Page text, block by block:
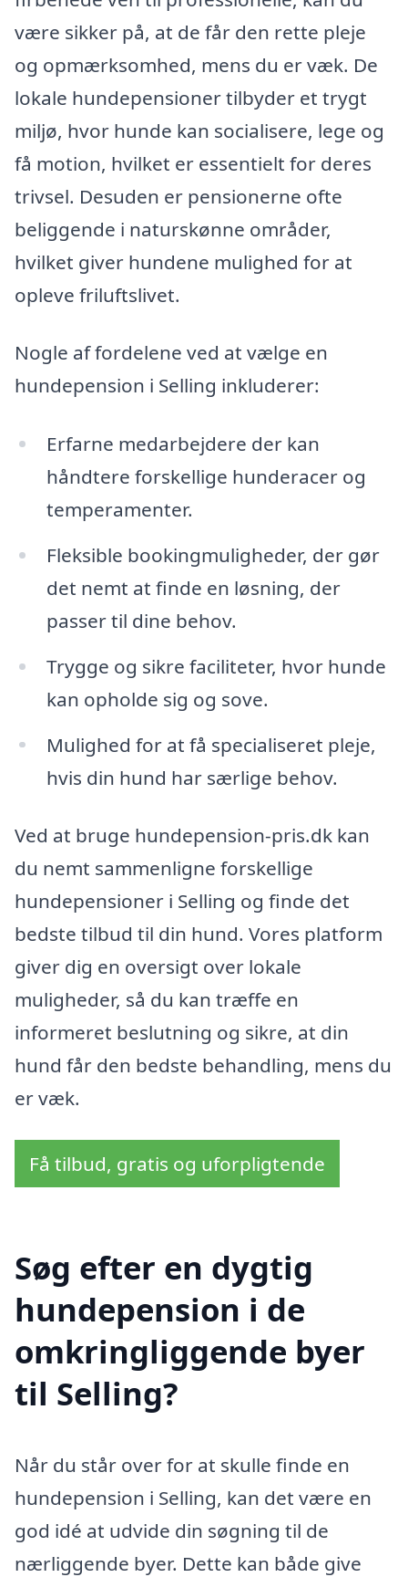
være sikker på, at de får den rette pleje
og opmærksomhed, mens du er væk. De
lokale hundepensioner tilbyder et trygt
miljø, hvor hunde kan socialisere, lege og
få motion, hvilket er essentielt for deres
trivsel. Desuden er pensionerne ofte
beliggende i naturskønne områder,
hvilket giver hundene mulighed for at
opleve friluftslivet.
Nogle af fordelene ved at vælge en
hundepension i Selling inkluderer:
Erfarne medarbejdere der kan
håndtere forskellige hunderacer og
temperamenter.
Fleksible bookingmuligheder, der gør
det nemt at finde en løsning, der
passer til dine behov.
Trygge og sikre faciliteter, hvor hunde
kan opholde sig og sove.
Mulighed for at få specialiseret pleje,
hvis din hund har særlige behov.
Ved at bruge hundepension-pris.dk kan
du nemt sammenligne forskellige
hundepensioner i Selling og finde det
bedste tilbud til din hund. Vores platform
giver dig en oversigt over lokale
muligheder, så du kan træffe en
informeret beslutning og sikre, at din
hund får den bedste behandling, mens du
er væk.
Få tilbud, gratis og uforpligtende
Søg efter en dygtig
hundepension i de
omkringliggende byer
til Selling?
Når du står over for at skulle finde en
hundepension i Selling, kan det være en
god idé at udvide din søgning til de
nærliggende byer. Dette kan både give